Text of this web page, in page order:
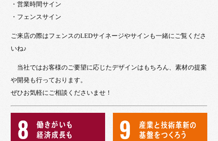
・営業時間サイン
・フェンスサイン
ご来店の際はフェンスのLEDサイネージやサインも一緒にご覧くださ
いね♪
当社ではお客様のご要望に応じたデザインはもちろん、素材の提案
や開発も行っております。
ぜひお気軽にご相談くださいませ！